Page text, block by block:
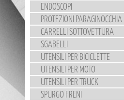
ENDOSCOPI
PROTEZIONI PARAGINOCCHIA
CARRELLI SOTTOVETTURA
SGABELLI
UTENSILI PER BICICLETTE
UTENSILI PER MOTO
UTENSILI PER TRUCK
SPURGO FRENI